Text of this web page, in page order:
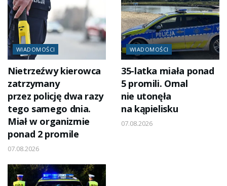
WIADOMOŚCI
Nietrzeźwy kierowca
zatrzymany
przez policję dwa razy
tego samego dnia.
Miał w organizmie
ponad 2 promile
07.08.2026
WIADOMOŚCI
35-latka miała ponad
5 promili. Omal
nie utonęła
na kąpielisku
07.08.2026